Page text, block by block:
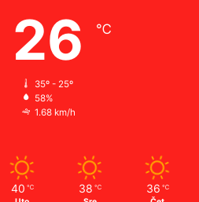
26 ℃
35º - 25º
58%
1.68 km/h
40 ℃ 38 ℃ 36 ℃